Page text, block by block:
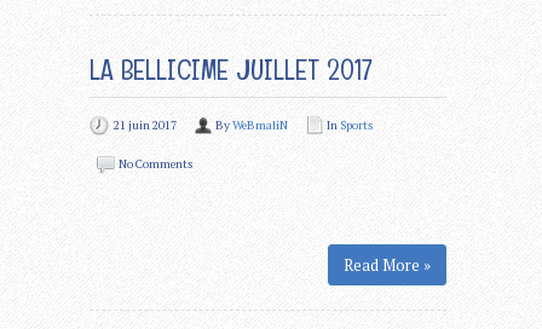
LA BELLICIME JUILLET 2017
21 juin 2017 ByWeBmaliN In Sports
No Comments
Read More »